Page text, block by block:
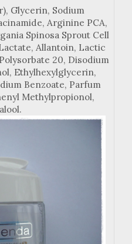
Glycerin, Sodium
Arginine PCA,
Spinosa Sprout Cell
Allantoin, Lactic
20, Disodium
Ethylhexylglycerin,
Benzoate, Parfum
Methylpropionol,